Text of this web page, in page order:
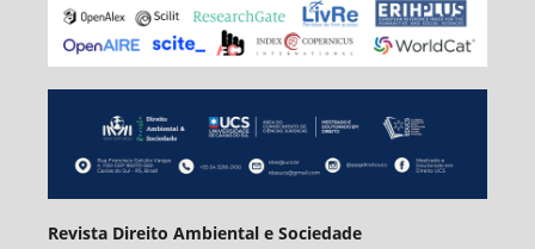
Revista Direito Ambiental e Sociedade